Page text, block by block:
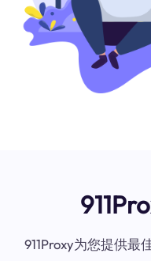
911Proxy为您提供最